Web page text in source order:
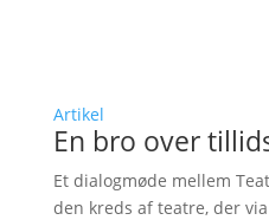
Artikel
En bro over
Et dialogmøde mellem
den kreds af teatre, der